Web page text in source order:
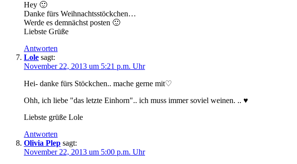
Hey 🙂
Danke fürs Weihnachtsstöckchen…
Werde es demnächst posten 🙂
Liebste Grüße
Antworten
Lole sagt:
November 22, 2013 um 5:21 p.m. Uhr
Hei- danke fürs Stöckchen.. mache gerne mit♡
Ohh, ich liebe "das letzte Einhorn".. ich muss immer soviel weinen. .. ♥
Liebste grüße Lole
Antworten
Olivia Plep sagt:
November 22, 2013 um 5:00 p.m. Uhr